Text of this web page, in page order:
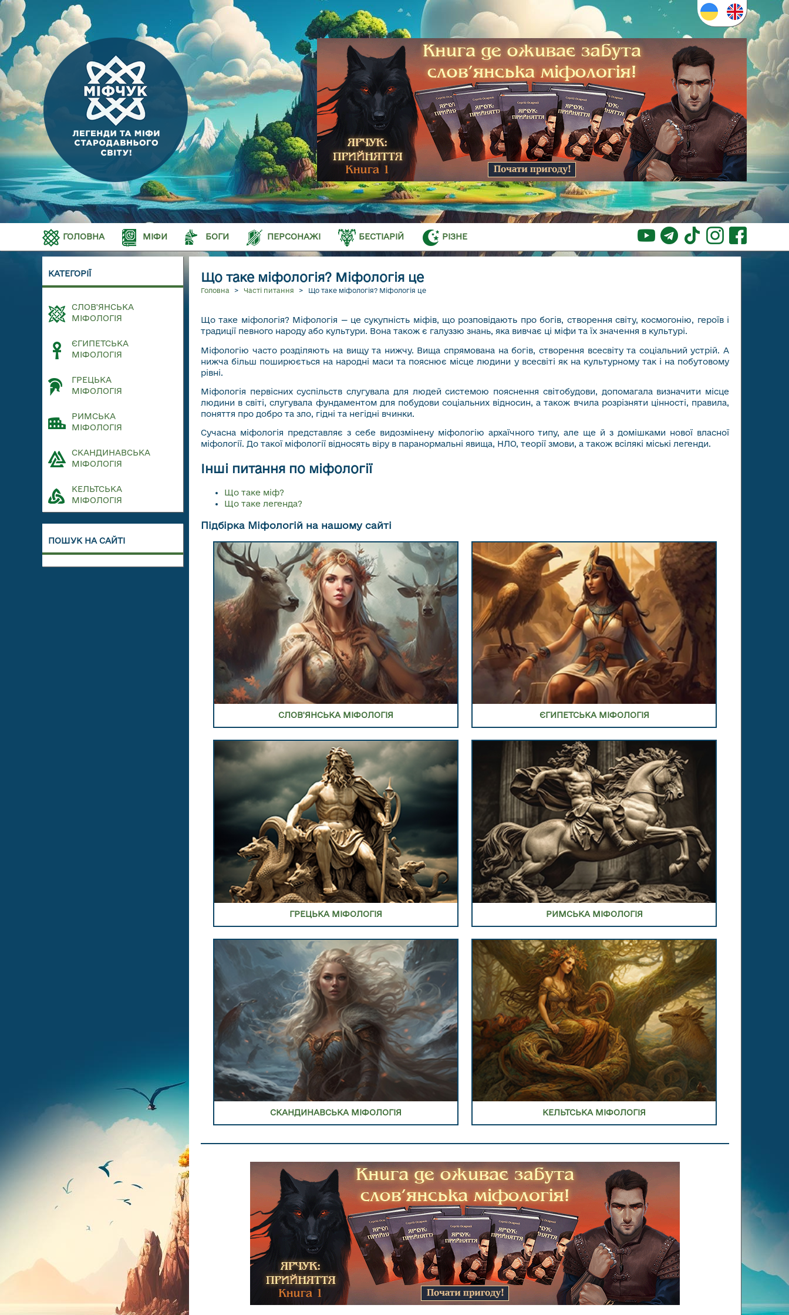
ГОЛОВНА МІФИ БОГИ ПЕРСОНАЖІ БЕСТІАРІЙ РІЗНЕ
КАТЕГОРІЇ
СЛОВ'ЯНСЬКА
МІФОЛОГІЯ
ЄГИПЕТСЬКА
МІФОЛОГІЯ
ГРЕЦЬКА
МІФОЛОГІЯ
РИМСЬКА
МІФОЛОГІЯ
СКАНДИНАВСЬКА
МІФОЛОГІЯ
КЕЛЬТСЬКА
МІФОЛОГІЯ
ПОШУК НА САЙТІ
Що таке міфологія? Міфологія це
Головна > Часті питання > Що таке міфологія? Міфологія це
Що таке міфологія? Міфологія — це сукупність міфів, що розповідають про богів, створення світу, космогонію, героїв і
традиції певного народу або культури. Вона також є галуззю знань, яка вивчає ці міфи та їх значення в культурі.
Міфологію часто розділяють на вищу та нижчу. Вища спрямована на богів, створення всесвіту та соціальний устрій. А
нижча більш поширюється на народні маси та пояснює місце людини у всесвіті як на культурному так і на побутовому
рівні.
Міфологія первісних суспільств слугувала для людей системою пояснення світобудови, допомагала визначити місце
людини в світі, слугувала фундаментом для побудови соціальних відносин, а також вчила розрізняти цінності, правила,
поняття про добро та зло, гідні та негідні вчинки.
Сучасна міфологія представляє з себе видозмінену міфологію архаїчного типу, але ще й з домішками нової власної
міфології. До такої міфології відносять віру в паранормальні явища, НЛО, теорії змови, а також всілякі міські легенди.
Інші питання по міфології
Що таке міф?
Що таке легенда?
Підбірка Міфологій на нашому сайті
ПЕРЕЙТИ В РОЗДІЛ СЛОВ'ЯНСЬКОЇ МІФОЛОГІЇ
СЛОВ'ЯНСЬКА МІФОЛОГІЯ ЄГИПЕТСЬКА МІФОЛОГІЯ
ПЕРЕЙТИ В РОЗДІЛ ГРЕЦЬКОЇ МІФОЛОГІЇ
ГРЕЦЬКА МІФОЛОГІЯ
ПЕРЕЙТИ В РОЗДІЛ РИМСЬКОЇ МІФОЛОГІЇ
РИМСЬКА МІФОЛОГІЯ
ПЕРЕЙТИ В РОЗДІЛ СКАНДИНАВСЬКОЇ МІФОЛОГІЇ
СКАНДИНАВСЬКА МІФОЛОГІЯ
ПЕРЕЙТИ В РОЗДІЛ КЕЛЬТСЬКОЇ МІФОЛОГІЇ
КЕЛЬТСЬКА МІФОЛОГІЯ